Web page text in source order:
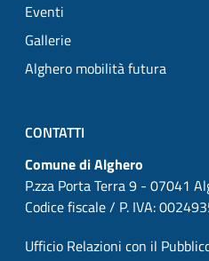
Eventi
Gallerie
Alghero mobilità futura
CONTATTI
Comune di Alghero
P.zza Porta Terra 9 - 07041
Codice fiscale / P. IVA:
Ufficio Relazioni con il